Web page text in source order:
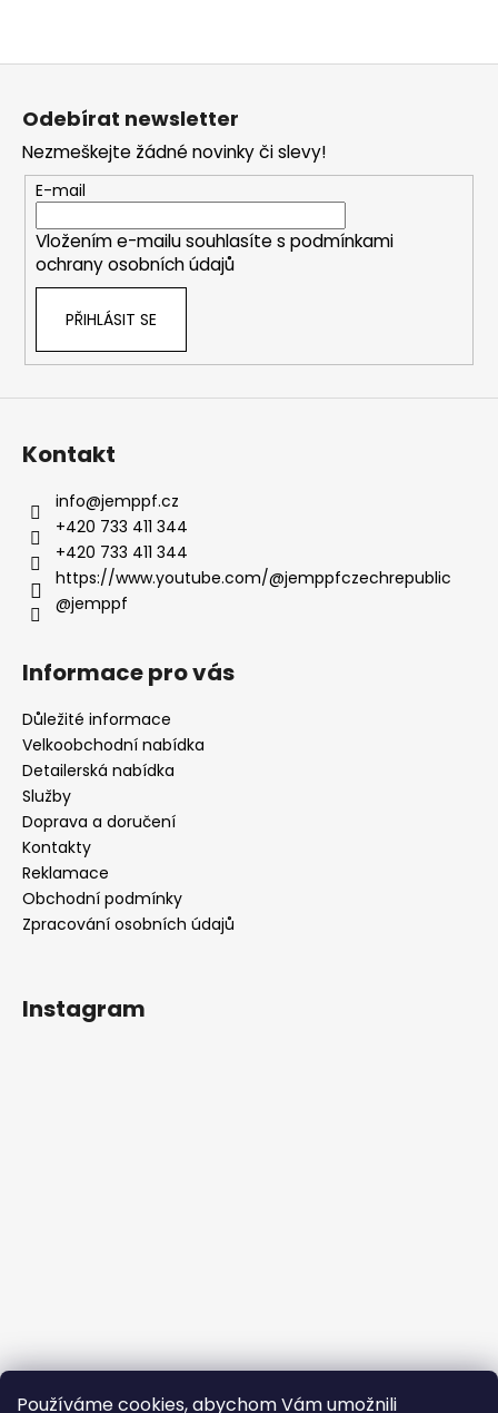
Používáme cookies, abychom Vám umožnili
Z
Odebírat newsletter
Nezmeškejte žádné novinky či slevy!
E-mail
Vložením e-mailu souhlasíte s podmínkami
ochrany osobních údajů
PŘIHLÁSIT SE
Kontakt
info@jemppf.cz
+420 733 411 344
+420 733 411 344
https://www.youtube.com/@jemppfczechrepublic
@jemppf
Informace pro vás
Důležité informace
Velkoobchodní nabídka
Detailerská nabídka
Služby
Doprava a doručení
Kontakty
Reklamace
Obchodní podmínky
Zpracování osobních údajů
Instagram
Sledovat na Instagramu